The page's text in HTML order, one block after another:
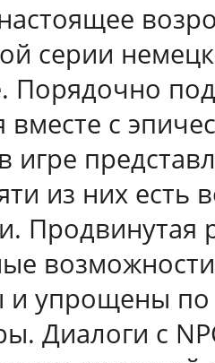
серии
Порядочно
вместе с
игре
из них
Продвинутая
и упрощены
Диалоги с